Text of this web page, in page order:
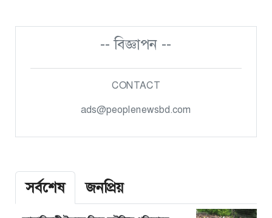
-- বিজ্ঞাপন --
CONTACT
ads@peoplenewsbd.com
সর্বশেষ জনপ্রিয়